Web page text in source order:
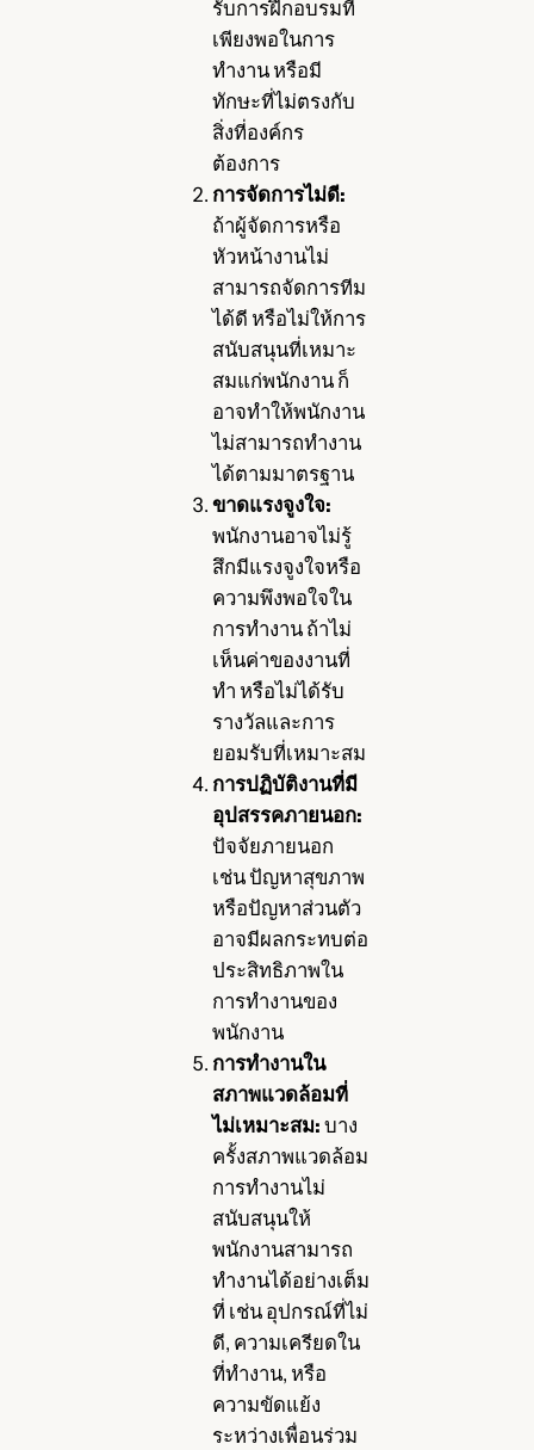
รับการฝึกอบรมที่
เพียงพอในการ
ทำงาน หรือมี
ทักษะที่ไม่ตรงกับ
สิ่งที่องค์กร
ต้องการ
การจัดการไม่ดี:
ถ้าผู้จัดการหรือ
หัวหน้างานไม่
สามารถจัดการทีม
ได้ดี หรือไม่ให้การ
สนับสนุนที่เหมาะ
สมแก่พนักงาน ก็
อาจทำให้พนักงาน
ไม่สามารถทำงาน
ได้ตามมาตรฐาน
ขาดแรงจูงใจ:
พนักงานอาจไม่รู้
สึกมีแรงจูงใจหรือ
ความพึงพอใจใน
การทำงาน ถ้าไม่
เห็นค่าของงานที่
ทำ หรือไม่ได้รับ
รางวัลและการ
ยอมรับที่เหมาะสม
การปฏิบัติงานที่มี
อุปสรรคภายนอก:
ปัจจัยภายนอก
เช่น ปัญหาสุขภาพ
หรือปัญหาส่วนตัว
อาจมีผลกระทบต่อ
ประสิทธิภาพใน
การทำงานของ
พนักงาน
การทำงานใน
สภาพแวดล้อมที่
ไม่เหมาะสม: บาง
ครั้งสภาพแวดล้อม
การทำงานไม่
สนับสนุนให้
พนักงานสามารถ
ทำงานได้อย่างเต็ม
ที่ เช่น อุปกรณ์ที่ไม่
ดี, ความเครียดใน
ที่ทำงาน, หรือ
ความขัดแย้ง
ระหว่างเพื่อนร่วม